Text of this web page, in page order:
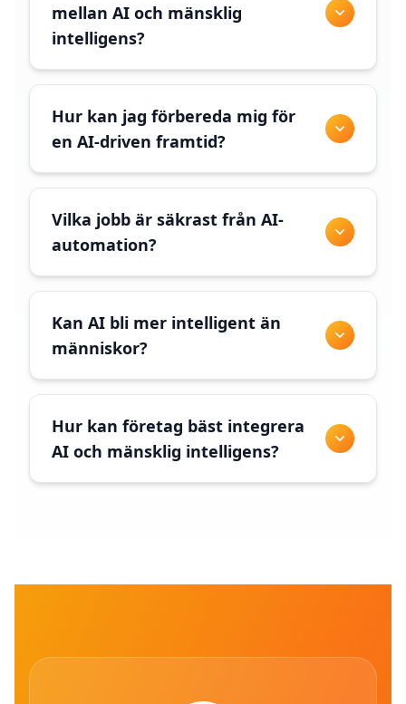
mellan AI och mänsklig
intelligens?
Hur kan jag förbereda mig för
en AI-driven framtid?
Vilka jobb är säkrast från AI-
automation?
Kan AI bli mer intelligent än
människor?
Hur kan företag bäst integrera
AI och mänsklig intelligens?